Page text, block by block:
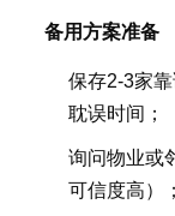
备用方案准备
保存2-3家
耽误时间；
询问物业或
可信度高）；